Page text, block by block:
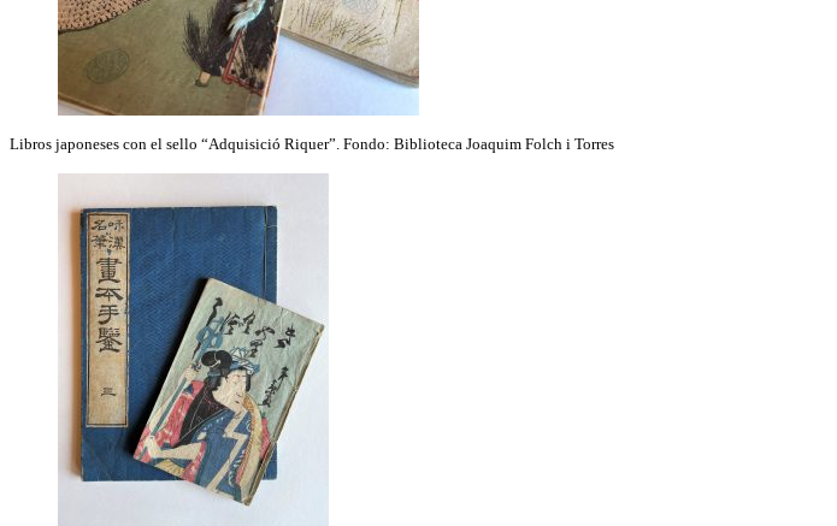
Libros japoneses con el sello “Adquisició Riquer”. Fondo: Biblioteca Joaquim Folch i Torres